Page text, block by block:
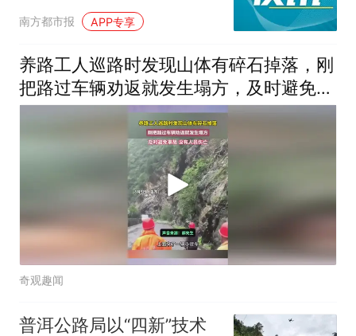
南方都市报 APP专享
养路工人巡路时发现山体有碎石掉落，刚
把路过车辆劝返就发生塌方，及时避免事
故 没有人员伤亡
奇观趣闻
普洱公路局以“四新”技术